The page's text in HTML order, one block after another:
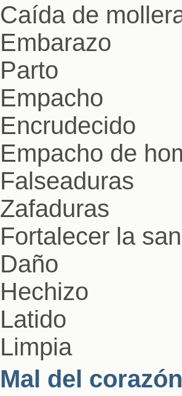
Caída de
Embarazo
Parto
Empacho
Encrudecido
Empacho de
Falseaduras
Zafaduras
Fortalecer la
Daño
Hechizo
Latido
Limpia
Mal del corazón